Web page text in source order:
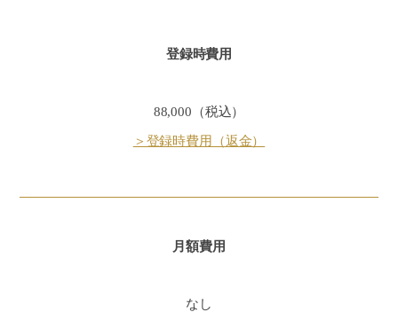
登録時費用
88,000（税込）
＞登録時費用（返金）
月額費用
なし